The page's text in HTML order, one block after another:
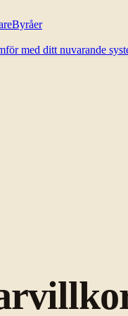
Byråer
med ditt nuvarande